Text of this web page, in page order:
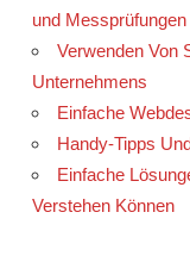
und
Verwenden Von
Unternehmens
Einfache
Handy-Tipps
Einfache
Verstehen Können